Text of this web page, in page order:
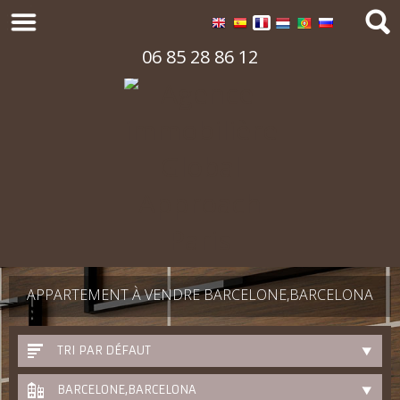
06 85 28 86 12
APPARTEMENT À VENDRE BARCELONE,BARCELONA
TRI PAR DÉFAUT
BARCELONE,BARCELONA